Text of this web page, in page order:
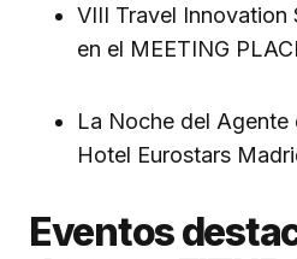
VIII Travel Innovation
en el MEETING
La Noche del Agente
Hotel Eurostars
Eventos